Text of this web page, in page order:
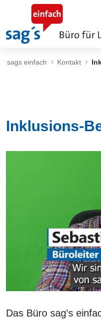
Zum Hauptinhalt springen
sags einfach Kontakt
Inklusions-
Das Büro sag's